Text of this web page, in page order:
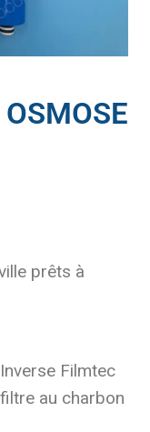
prêts à
Filmtec
au charbon